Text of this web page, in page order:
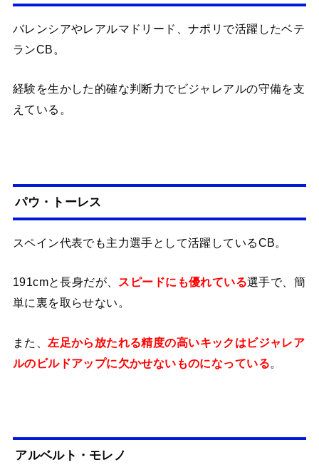
バレンシアやレアルマドリード、ナポリで活躍したベテ
ランCB。
経験を生かした的確な判断力でビジャレアルの守備を支
えている。
パウ・トーレス
スペイン代表でも主力選手として活躍しているCB。
191cmと長身だが、 スピードにも優れている選手で、簡
単に裏を取らせない。
また、 左足から放たれる精度の高いキックはビジャレア
ルのビルドアップに欠かせないものになっている
アルベルト・モレノ